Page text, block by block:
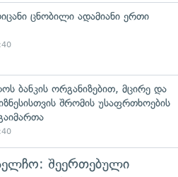
ცნობილი ადამიანი ერთი
ბანკის ორგანიზებით, მცირე და
შრომის უსაფრთხოების
შეერთებული